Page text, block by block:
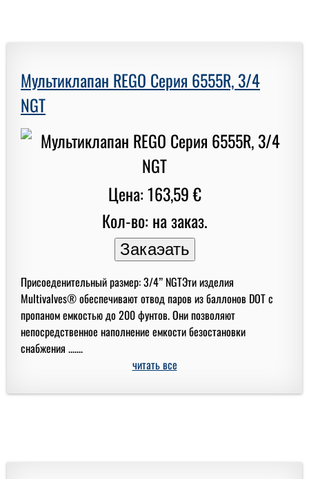
Мультиклапан REGO Серия 6555R, 3/4
NGT
Цена: 163,59 €
Кол-во: на заказ.
Присоеденительный размер: 3/4” NGTЭти изделия
Multivalves® обеспечивают отвод паров из баллонов DOT с
пропаном емкостью до 200 фунтов. Они позволяют
непосредственное наполнение емкости безостановки
снабжения .......
читать все